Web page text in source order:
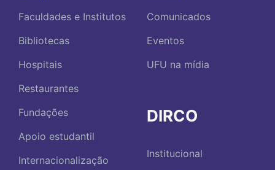
Faculdades e Institutos
Bibliotecas
Hospitais
Restaurantes
Fundações
Apoio estudantil
Internacionalização
Comunicados
Eventos
UFU na mídia
DIRCO
Institucional